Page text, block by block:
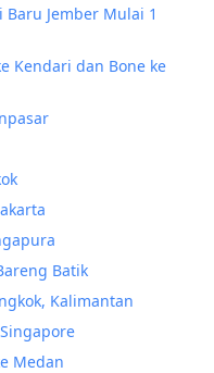
Jember Mulai 1
Kendari dan Bone ke
Batik
Kalimantan
Medan